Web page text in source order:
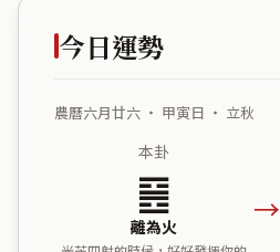
今日運勢
農曆六月廿六 ・ 甲寅日 ・ 立秋
本卦
䷝
離為火 →